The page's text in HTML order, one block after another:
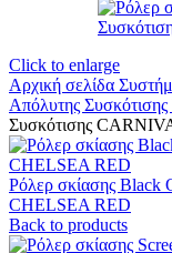
Click to enlarge
Αρχική σελίδα
Απόλυτης Συσκότισης
Συσκότισης
Ρόλερ σκίασης Black
CHELSEA RED
Back to products